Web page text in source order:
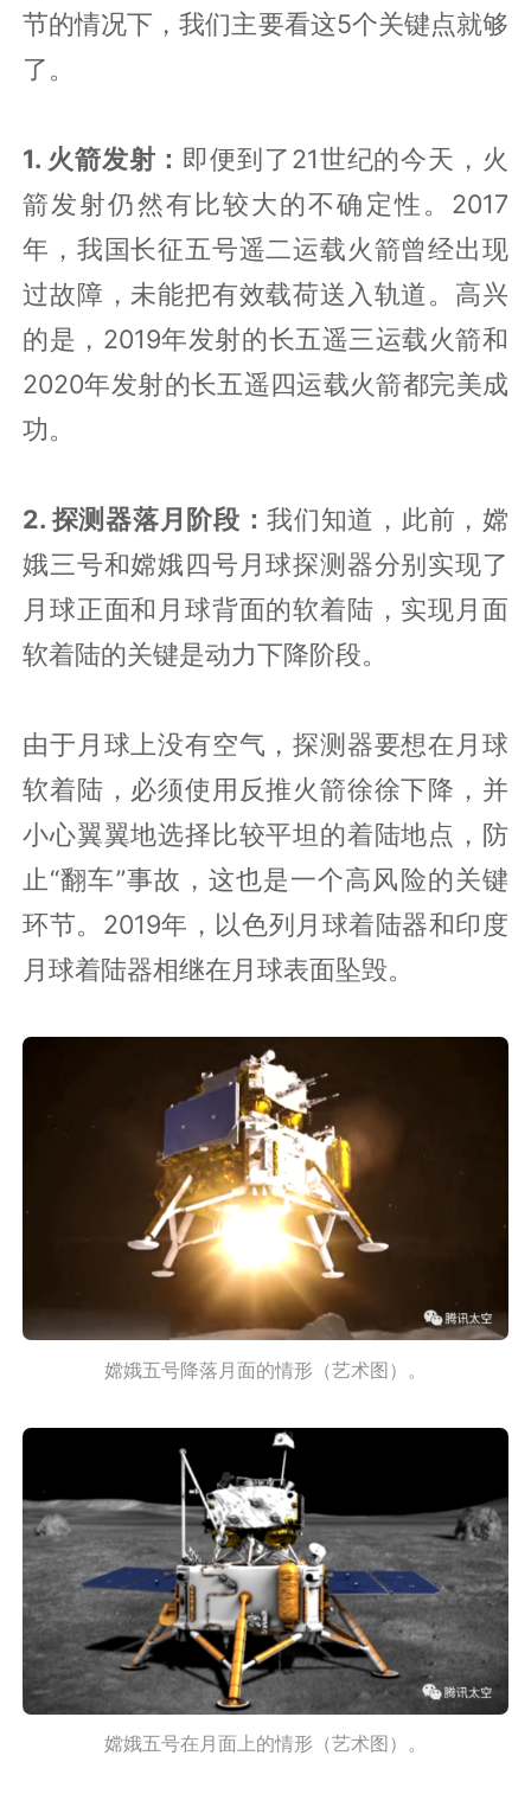
节的情况下，我们主要看这5个关键点就够
了。
1. 火箭发射： 即便到了21世纪的今天，火
箭发射仍然有比较大的不确定性。2017
年，我国长征五号遥二运载火箭曾经出现
过故障，未能把有效载荷送入轨道。高兴
的是，2019年发射的长五遥三运载火箭和
2020年发射的长五遥四运载火箭都完美成
功。
2. 探测器落月阶段：我们知道，此前，嫦
娥三号和嫦娥四号月球探测器分别实现了
月球正面和月球背面的软着陆，实现月面
软着陆的关键是动力下降阶段。
由于月球上没有空气，探测器要想在月球
软着陆，必须使用反推火箭徐徐下降，并
小心翼翼地选择比较平坦的着陆地点，防
止“翻车”事故，这也是一个高风险的关键
环节。2019年，以色列月球着陆器和印度
月球着陆器相继在月球表面坠毁。
嫦娥五号降落月面的情形（艺术图）。
嫦娥五号在月面上的情形（艺术图）。